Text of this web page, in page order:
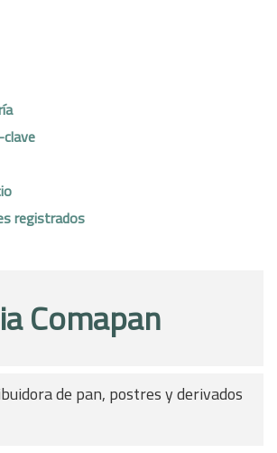
registrados
Comapan
de pan, postres y derivados